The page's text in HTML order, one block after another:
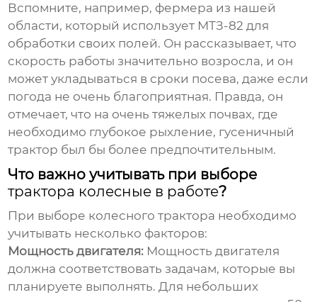
Вспомните, например, фермера из нашей
области, который использует МТЗ-82 для
обработки своих полей. Он рассказывает, что
скорость работы значительно возросла, и он
может укладываться в сроки посева, даже если
погода не очень благоприятная. Правда, он
отмечает, что на очень тяжелых почвах, где
необходимо глубокое рыхление, гусеничный
трактор был бы более предпочтительным.
Что важно учитывать при выборе
трактора колесные в работе?
При выборе колесного трактора необходимо
учитывать несколько факторов:
Мощность двигателя: Мощность двигателя
должна соответствовать задачам, которые вы
планируете выполнять. Для небольших